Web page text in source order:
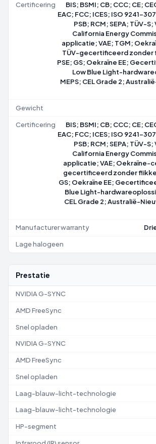
Certificering
BIS; BSMI; CB; CCC; CE;
EAC; FCC; ICES; ISO 9241-
PSB; RCM; SEPA; TÜV-S;
California Energy
applicatie; VAE; TGM;
TÜV-gecertificeerd zonder
PSE; GS; Oekraïne EE;
Low Blue Light-
MEPS; CEL Grade 2;
Gewicht
Certificering
BIS; BSMI; CB; CCC; CE;
EAC; FCC; ICES; ISO 9241-
PSB; RCM; SEPA; TÜV-S;
California Energy
applicatie; VAE; Oekraïne-
gecertificeerd zonder
GS; Oekraïne EE;
Blue Light-
CEL Grade 2; Australië-
Manufacturer warranty
Lage halogeen
Prestatie
NVIDIA G-SYNC
AMD FreeSync
Snel opladen
NVIDIA G-SYNC
AMD FreeSync
Snel opladen
Laag-blauw-licht-technologie
Laag-blauw-licht-technologie
HP-segment